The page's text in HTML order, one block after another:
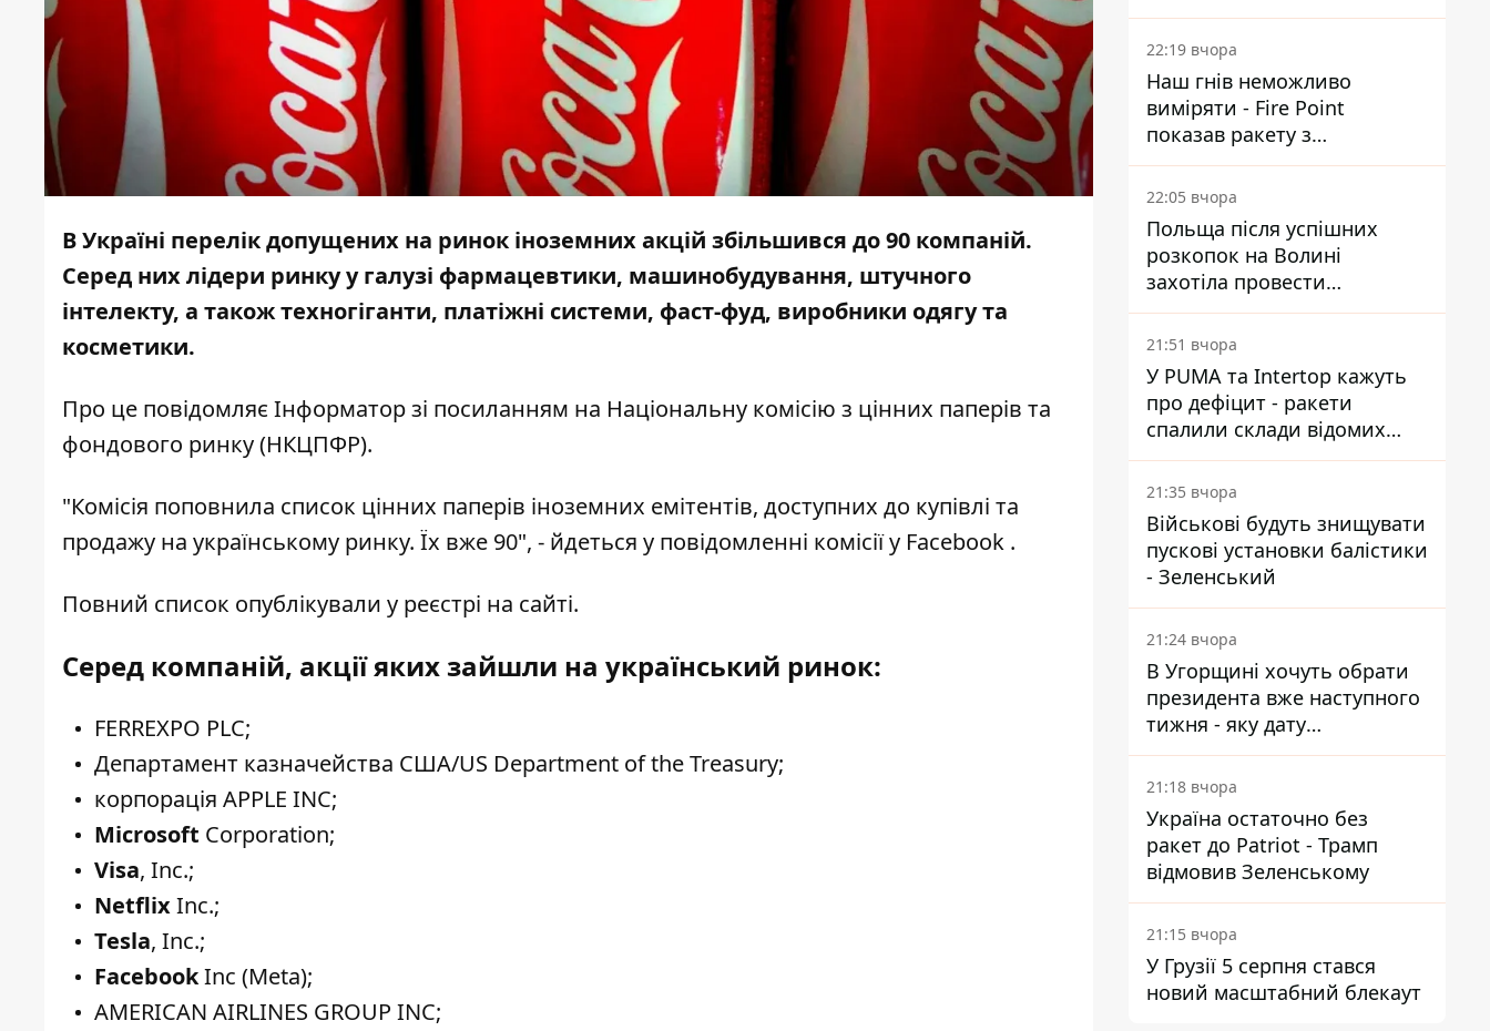
В Україні перелік допущених на ринок іноземних акцій збільшився до 90 компаній.
Серед них лідери ринку у галузі фармацевтики, машинобудування, штучного
інтелекту, а також техногіганти, платіжні системи, фаст-фуд, виробники одягу та
косметики.
Про це повідомляє Інформаторзі посиланням на Національну комісію з цінних паперів та
фондового ринку (НКЦПФР).
"Комісія поповнила список цінних паперів іноземних емітентів, доступних до купівлі та
продажу на українському ринку. Їх вже 90", - йдеться у повідомленні комісії у Facebook .
Повний список опублікували у реєстрі на сайті.
Серед компаній, акції яких зайшли на український ринок:
FERREXPO PLC;
Департамент казначейства США/US Department of the Treasury;
корпорація APPLE INC;
Microsoft Corporation;
Visa, Inc.;
NetflixInc.;
Tesla, Inc.;
FacebookInc (Meta);
AMERICAN AIRLINES GROUP INC;
Reuters розкрили деталі
22:19 вчора
Наш гнів неможливо
виміряти - Fire Point
показав ракету з
загадковою позначкою 723
22:05 вчора
Польща після успішних
розкопок на Волині
захотіла провести
ексгумацію у нових місцях
21:51 вчора
У PUMA та Intertop кажуть
про дефіцит - ракети
спалили склади відомих
брендів
21:35 вчора
Військові будуть знищувати
пускові установки балістики
- Зеленський
21:24 вчора
В Угорщині хочуть обрати
президента вже наступного
тижня - яку дату
пропонують
21:18 вчора
Україна остаточно без
ракет до Patriot - Трамп
відмовив Зеленському
21:15 вчора
У Грузії 5 серпня стався
новий масштабний блекаут